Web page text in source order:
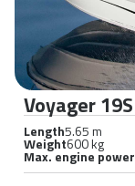
Voyager 19S
Length5.65 m
Weight600 kg
Max. engine power